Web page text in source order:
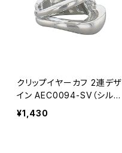
クリップイヤーカフ 2連デザ
イン AEC0094-SV（シルバ
ー）
¥1,430